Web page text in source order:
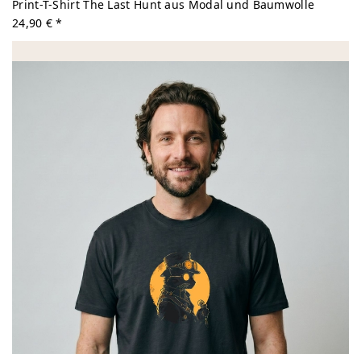
Print-T-Shirt The Last Hunt aus Modal und Baumwolle
24,90 € *